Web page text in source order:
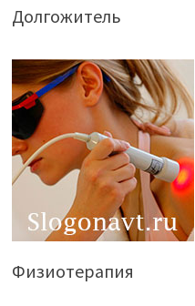
Долгожитель
Физиотерапия